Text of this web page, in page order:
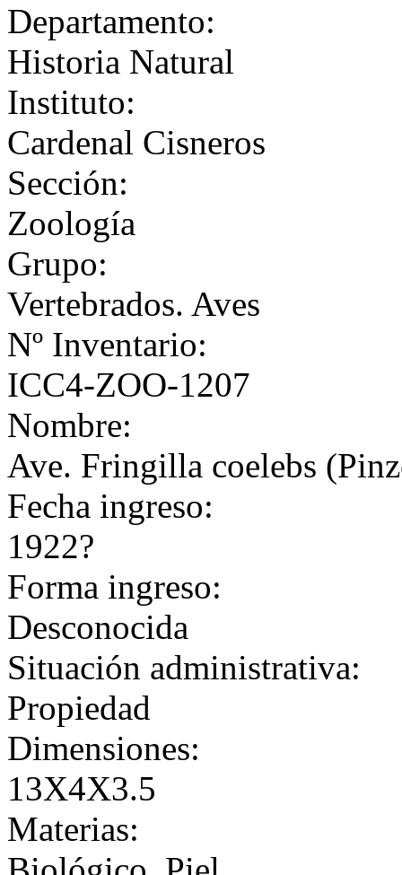
Departamento:
Historia Natural
Instituto:
Cardenal Cisneros
Sección:
Zoología
Grupo:
Vertebrados. Aves
Nº Inventario:
ICC4-ZOO-1207
Nombre:
Ave. Fringilla coelebs
Fecha ingreso:
1922?
Forma ingreso:
Desconocida
Situación administrativa:
Propiedad
Dimensiones:
13X4X3.5
Materias: